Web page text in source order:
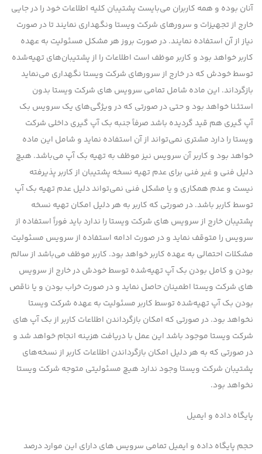
آنان بوده و همه کاربران می‌بایست پشتیبان کلیه اطلاعات خود را در جایی
خارج از تجهیزات و سرورهای شرکت ویستا ونگهداری نمایند تا در صورت
نیاز از آن استفاده نمایند. در صورت بروز هر مشکل مسئولیت به عهده
کاربر خواهد بود و کاربر موظف است اطلاعات را از پشتیبان‌های تهیه‌شده
توسط خودش که در خارج از سرورهای شرکت ویستا نگهداری می‌نماید
بازگرداند. این ماده شامل تمامی سرویس های شرکت ویستا بدون
استثنا خواهد بود و حتی در صورتی که در ویژگی‌های یک سرویس بک
آپ گیری هم قید گردیده باشد صرفاً جنبه بک آپ گیری داخلی شرکت
ویستا را دارد مشتری نمی‌تواند از آن استفاده نماید و شامل این ماده
خواهد بود و کاربر آن سرویس نیز موظف به تهیه بک آپ می‌باشد. هیچ
دلیل فنی و غیر فنی برای عدم تهیه نسخه پشتیبان از کاربر پذیرفته
نیست و عدم همکاری و یا مشکل فنی نمی‌تواند دلیل عدم تهیه بک آپ
توسط کاربر باشد. در صورتی که کاربر به هر دلیل امکان تهیه نسخه
پشتیبان خارج از سرویس های شرکت ویستا را ندارد باید فوراً استفاده از
سرویس را متوقف نماید و در صورت ادامه استفاده از سرویس مسئولیت
مشکلات احتمالی به عهده کاربر خواهد بود. کاربر موظف می‌باشد از سالم
بودن و کامل بودن بک آپ تهیه‌شده توسط خودش در خارج از سرویس
های شرکت ویستا اطمینان حاصل نماید و در صورت خراب بودن و یا ناقص
بودن بک آپ تهیه‌شده توسط کاربر مسئولیت به عهده شرکت ویستا
نخواهد بود. در صورتی که امکان بازگرداندن اطلاعات کاربر از بک آپ های
شرکت ویستا موجود باشد این عمل با دریافت هزینه انجام خواهد شد و
در صورتی که به هر دلیل امکان بازگرداندن اطلاعات کاربر از نسخه‌های
پشتیبان شرکت ویستا وجود ندارد هیچ مسئولیتی متوجه شرکت ویستا
نخواهد بود.
پایگاه داده و ایمیل
حجم پایگاه داده و ایمیل تمامی سرویس های دارای این موارد درصد